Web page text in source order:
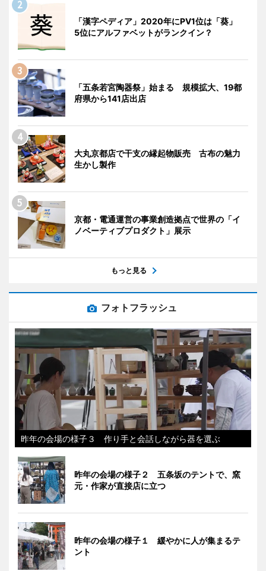
「漢字ペディア」2020年にPV1位は「葵」
5位にアルファベットがランクイン？
「五条若宮陶器祭」始まる 規模拡大、19都
府県から141店出店
大丸京都店で干支の縁起物販売 古布の魅力
生かし製作
京都・電通運営の事業創造拠点で世界の「イ
ノベーティブプロダクト」展示
もっと見る
フォトフラッシュ
昨年の会場の様子３ 作り手と会話しながら器を選ぶ
昨年の会場の様子２ 五条坂のテントで、窯
元・作家が直接店に立つ
昨年の会場の様子１ 緩やかに人が集まるテ
ント